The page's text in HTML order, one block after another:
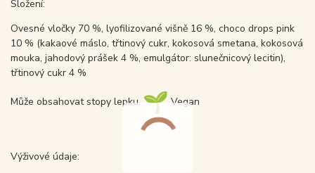
Složení:
Ovesné vločky 70 %, lyofilizované višně 16 %, choco drops pink
10 % (kakaové máslo, třtinový cukr, kokosová smetana, kokosová
mouka, jahodový prášek 4 %, emulgátor: slunečnicový lecitin),
třtinový cukr 4 %
Může obsahovat stopy lepku. Vegan
Výživové údaje: